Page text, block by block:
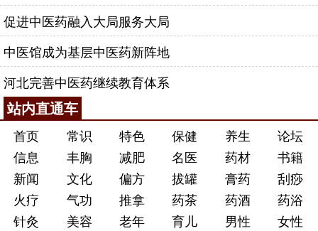
促进中医药融入大局服务大局
中医馆成为基层中医药新阵地
河北完善中医药继续教育体系
站内直通车
首页 常识 特色 保健 养生
论坛
信息
丰胸 减肥 名医 药材
书籍
新闻
文化 偏方 拔罐 膏药
刮痧
火疗
气功 推拿 药茶 药酒
药浴
针灸
美容 老年 育儿 男性 女性